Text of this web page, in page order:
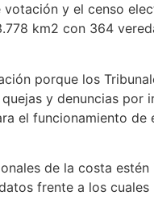
y el censo
km2 con 364
porque los
y denuncias por
el funcionamiento de
de la costa
frente a los cuales